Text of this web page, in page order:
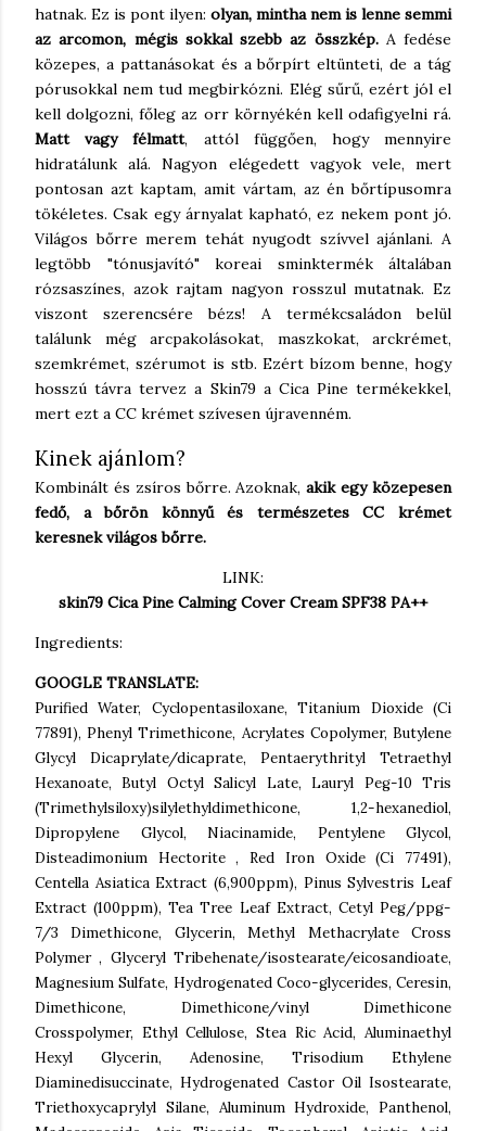
hatnak. Ez is pont ilyen: olyan, mintha nem is lenne semmi
az arcomon, mégis sokkal szebb az összkép.A fedése
közepes, a pattanásokat és a bőrpírt eltünteti, de a tág
pórusokkal nem tud megbirkózni. Elég sűrű, ezért jól el
kell dolgozni, főleg az orr környékén kell odafigyelni rá.
Matt vagy félmatt, attól függően, hogy mennyire
hidratálunk alá. Nagyon elégedett vagyok vele, mert
pontosan azt kaptam, amit vártam, az én bőrtípusomra
tökéletes. Csak egy árnyalat kapható, ez nekem pont jó.
Világos bőrre merem tehát nyugodt szívvel ajánlani. A
legtöbb "tónusjavító" koreai sminktermék általában
rózsaszínes, azok rajtam nagyon rosszul mutatnak. Ez
viszont szerencsére bézs! A termékcsaládon belül
találunk még arcpakolásokat, maszkokat, arckrémet,
szemkrémet, szérumot is stb. Ezért bízom benne, hogy
hosszú távra tervez a Skin79 a Cica Pine termékekkel,
mert ezt a CC krémet szívesen újravenném.
Kinek ajánlom?
Kombinált és zsíros bőrre. Azoknak,akik egy közepesen
fedő, a bőrön könnyű és természetes CC krémet
keresnek világos bőrre.
LINK:
skin79 Cica Pine Calming Cover Cream SPF38 PA++
Ingredients:
GOOGLE TRANSLATE:
Purified Water, Cyclopentasiloxane, Titanium Dioxide (Ci
77891), Phenyl Trimethicone, Acrylates Copolymer, Butylene
Glycyl Dicaprylate/dicaprate, Pentaerythrityl Tetraethyl
Hexanoate, Butyl Octyl Salicyl Late, Lauryl Peg-10 Tris
(Trimethylsiloxy)silylethyldimethicone, 1,2-hexanediol,
Dipropylene Glycol, Niacinamide, Pentylene Glycol,
Disteadimonium Hectorite , Red Iron Oxide (Ci 77491),
Centella Asiatica Extract (6,900ppm), Pinus Sylvestris Leaf
Extract (100ppm), Tea Tree Leaf Extract, Cetyl Peg/ppg-
7/3 Dimethicone, Glycerin, Methyl Methacrylate Cross
Polymer , Glyceryl Tribehenate/isostearate/eicosandioate,
Magnesium Sulfate, Hydrogenated Coco-glycerides, Ceresin,
Dimethicone, Dimethicone/vinyl Dimethicone
Crosspolymer, Ethyl Cellulose, Stea Ric Acid, Aluminaethyl
Hexyl Glycerin, Adenosine, Trisodium Ethylene
Diaminedisuccinate, Hydrogenated Castor Oil Isostearate,
Triethoxycaprylyl Silane, Aluminum Hydroxide, Panthenol,